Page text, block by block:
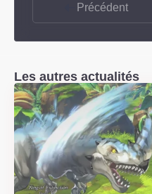
Précédent
Les autres actualités